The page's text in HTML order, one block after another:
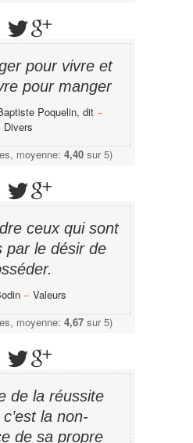
pour vivre et
pour manger
Poquelin, dit −
Divers
moyenne: 4,40 sur 5)
ceux qui sont
par le désir de
− Valeurs
moyenne: 4,67 sur 5)
de la réussite
c’est la non-
de sa propre